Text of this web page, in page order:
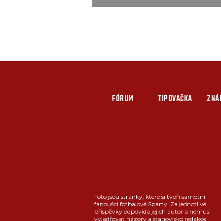
FÓRUM TIPOVAČKA
Toto jsou stránky, které si tvoří samotní
fanoušci fotbalové Sparty. Za jednotlivé
příspěvky odpovídá jejich autor a nemusí
vyjadřovat názory a stanovisko redakce.